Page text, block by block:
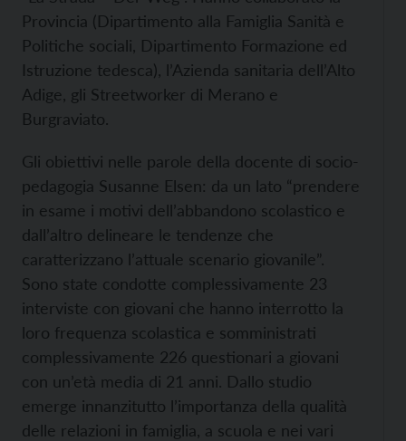
Provincia (Dipartimento alla Famiglia Sanità e
Politiche sociali, Dipartimento Formazione ed
Istruzione tedesca), l’Azienda sanitaria dell’Alto
Adige, gli Streetworker di Merano e
Burgraviato.
Gli obiettivi nelle parole della docente di socio-
pedagogia Susanne Elsen: da un lato “prendere
in esame i motivi dell’abbandono scolastico e
dall’altro delineare le tendenze che
caratterizzano l’attuale scenario giovanile”.
Sono state condotte complessivamente 23
interviste con giovani che hanno interrotto la
loro frequenza scolastica e somministrati
complessivamente 226 questionari a giovani
con un’età media di 21 anni. Dallo studio
emerge innanzitutto l’importanza della qualità
delle relazioni in famiglia, a scuola e nei vari